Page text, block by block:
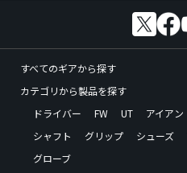
すべてのギアから探す
カテゴリから製品を探す
ドライバー
FW UT アイアン
シャフト
グリップ シューズ
グローブ